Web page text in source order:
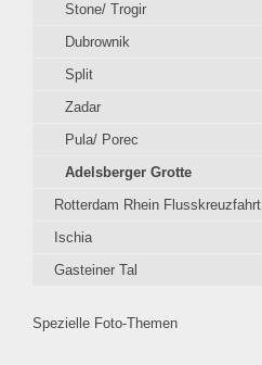
Stone/ Trogir
Dubrownik
Split
Zadar
Pula/ Porec
Adelsberger Grotte
Rotterdam Rhein Flusskreuzfahrt
Ischia
Gasteiner Tal
Spezielle Foto-Themen